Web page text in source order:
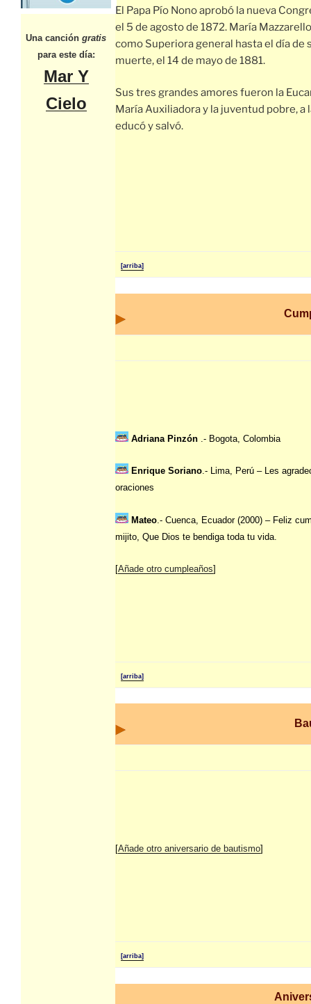
Una canción gratis
para este día:
Mar Y
Cielo
El Papa Pío Nono aprobó la nueva
el 5 de agosto de 1872. María
como Superiora general hasta el día de
muerte, el 14 de mayo de 1881.
Sus tres grandes amores fueron la
María Auxiliadora y la juventud pobre, a
educó y salvó.
[arriba]
Adriana Pinzón .- Bogota, Colombia
Enrique Soriano.- Lima, Perú – Les
oraciones
Mateo .- Cuenca, Ecuador (2000) – Feliz
mijito, Que Dios te bendiga toda tu vida.
[Añade otro cumpleaños]
[arriba]
[Añade otro aniversario de bautismo]
[arriba]